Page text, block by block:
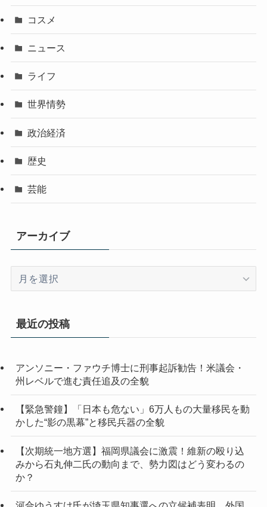
コスメ
ニュース
ライフ
世界情勢
政治経済
歴史
芸能
アーカイブ
イ
最近の投稿
アンソニー・ファウチ博士に刑事起訴勧告！米議会・
州レベルで進む責任追及の全貌
【緊急警鐘】「日本も危ない」6万人もの大量移民を動
かした“影の黒幕”と移民兵器の全貌
【次期統一地方選】福岡県議会に激震！維新の殴り込
みから石丸伸二氏の動向まで、勢力図はどう変わるの
か？